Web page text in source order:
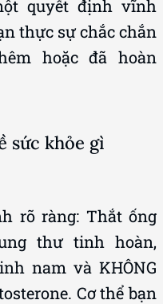
quyết định vĩnh
thực sự chắc chắn
hoặc đã hoàn
sức khỏe gì
rõ ràng: Thắt ống
thư tinh hoàn,
nam và KHÔNG
Cơ thể bạn